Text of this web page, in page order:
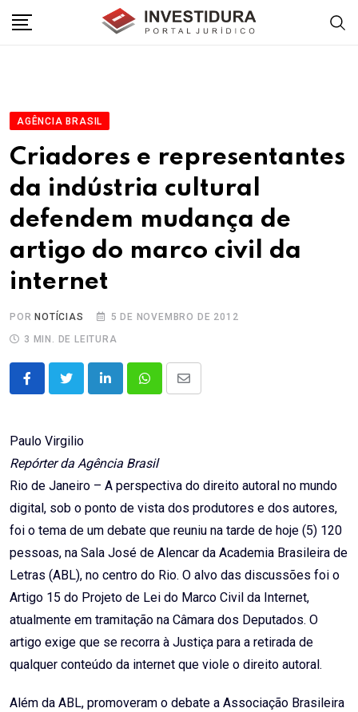
AGÊNCIA BRASIL
Criadores e representantes
da indústria cultural
defendem mudança de
artigo do marco civil da
internet
POR NOTÍCIAS
5 DE NOVEMBRO DE 2012
3 MIN. DE LEITURA
LinkedInWhatsappShare
Paulo Virgilio
Repórter da Agência Brasil
Rio de Janeiro – A perspectiva do direito autoral no mundo
digital, sob o ponto de vista dos produtores e dos autores,
foi o tema de um debate que reuniu na tarde de hoje (5) 120
pessoas, na Sala José de Alencar da Academia Brasileira de
Letras (ABL), no centro do Rio. O alvo das discussões foi o
Artigo 15 do Projeto de Lei do Marco Civil da Internet,
atualmente em tramitação na Câmara dos Deputados. O
artigo exige que se recorra à Justiça para a retirada de
qualquer conteúdo da internet que viole o direito autoral.
Além da ABL, promoveram o debate a Associação Brasileira